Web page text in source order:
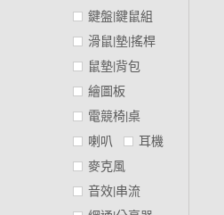
鍵盤|鍵鼠組
滑鼠|墊|搖桿
鼠墊|背包
繪圖板
電競椅|桌
喇叭
耳機
麥克風
音效|串流